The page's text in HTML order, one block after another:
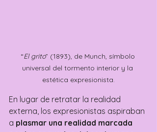
“El grito” (1893), de Munch, símbolo
universal del tormento interior y la
estética expresionista.
En lugar de retratar la realidad
externa, los expresionistas aspiraban
a plasmar una realidad marcada